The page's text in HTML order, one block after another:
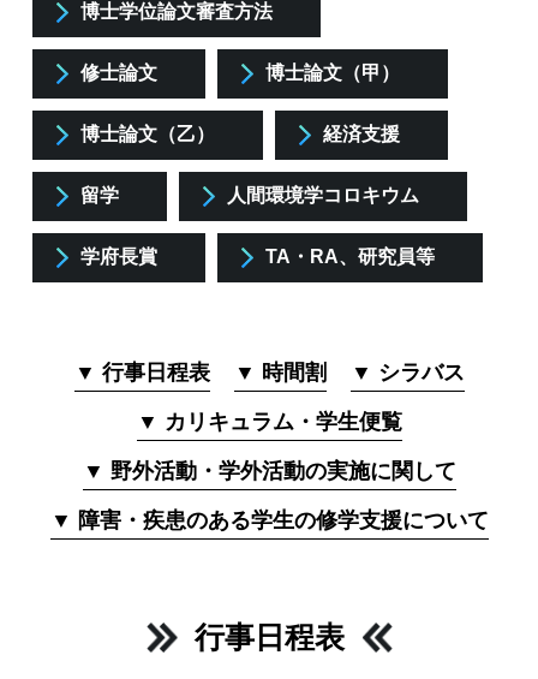
博士学位論文審査方法
修士論文 博士論文（甲）
博士論文（乙） 経済支援
留学 人間環境学コロキウム
学府長賞 TA・RA、研究員等
▼ 行事日程表 ▼ 時間割 ▼ シラバス
▼ カリキュラム・学生便覧
▼ 野外活動・学外活動の実施に関して
▼ 障害・疾患のある学生の修学支援について
行事日程表